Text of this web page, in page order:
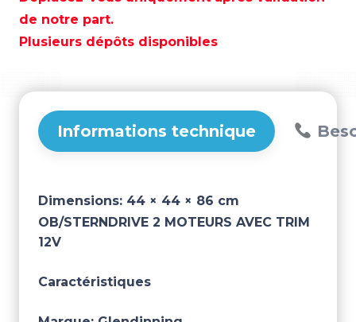
MOTEURS
AVEC
GLESA2A-
2E-
OBSD-
de notre part.
Plusieurs dépôts disponibles
Informations technique
Dimensions: 44 × 44 × 86 cm
OB/STERNDRIVE 2 MOTEURS AVEC TRIM
12V
Caractéristiques